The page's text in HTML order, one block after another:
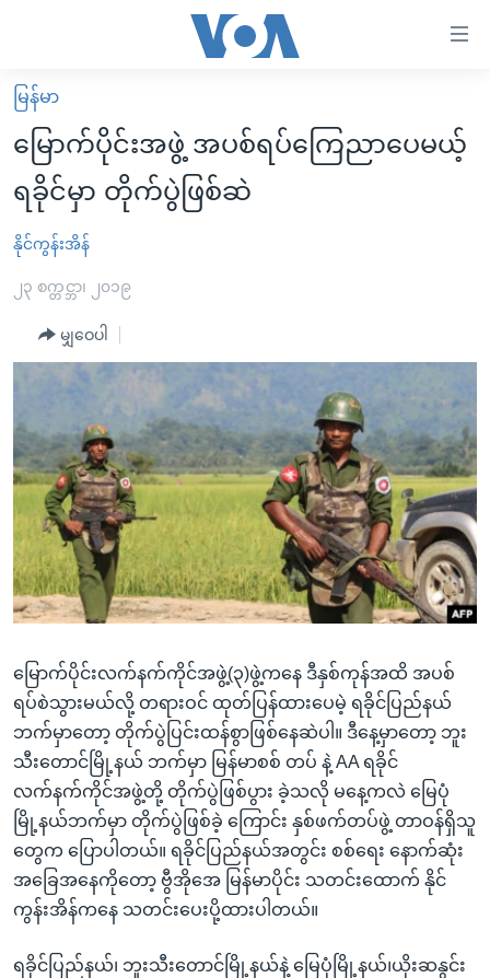
လွယ်ကူ
စေ
သည့်
Link
များ
ပင်မ
ကျော်
ပင်မ
အ
စာမျက်နှာ
သို့
ကျော်
ရန်
ရှာဖွေ
ရန်
နေရာ
သို့
ကျော်
ရန်
မူလစာမျက်နှာ
မြန်မာ
ကမ္ဘာ့သတင်းများ
နိုင်ငံတကာ
အစ္စရေး-ပါလက်စတိုင်း
ဗွီဒီယို
အင်္ဂလိပ်စာလေ့လာမယ်
အမေရိကန်သုံးအီဒီယံ
မကြေးမုံရဲ့ အင်္ဂလိပ်စာ
ရုပ်ရှင်ထဲက အင်္ဂလိပ်စာ
သုတပဒေသာ အင်္ဂလိပ်စာ
အပတ်စဉ်ကဏ္ဍများ
ရေဒီယို
တီဗွီ
ရေဒီယိုနှင့်ရုပ်သံ အချက်အလက်များ
ရေဒီယို/တီဗွီအစီအစဉ်
Learning English
ဗွီအိုအေ လူမှုကွန်ယက်များ
ဘာသာစကားများ
မြန်မာ
မြောက်ပိုင်းအဖွဲ့ အပစ်ရပ်ကြေညာပေမယ့်
ရခိုင်မှာ တိုက်ပွဲဖြစ်ဆဲ
နိုင်ကွန်းအိန်
၂၃ စက္တင္ဘာ၊ ၂၀၁၉
မျှဝေပါ
မြောက်ပိုင်းလက်နက်ကိုင်အဖွဲ့(၃)ဖွဲ့ကနေ ဒီနှစ်ကုန်အထိ အပစ်
ရပ်စဲသွားမယ်လို့ တရားဝင် ထုတ်ပြန်ထားပေမဲ့ ရခိုင်ပြည်နယ်
ဘက်မှာတော့ တိုက်ပွဲပြင်းထန်စွာဖြစ်နေဆဲပါ။ ဒီနေ့မှာတော့ ဘူး
သီးတောင်မြို့နယ် ဘက်မှာ မြန်မာစစ် တပ် နဲ့ AA ရခိုင်
လက်နက်ကိုင်အဖွဲ့တို့ တိုက်ပွဲဖြစ်ပွား ခဲ့သလို မနေ့ကလဲ မြေပုံ
မြို့နယ်ဘက်မှာ တိုက်ပွဲဖြစ်ခဲ့ ကြောင်း နှစ်ဖက်တပ်ဖွဲ့ တာဝန်ရှိသူ
တွေက ပြောပါတယ်။ ရခိုင်ပြည်နယ်အတွင်း စစ်ရေး နောက်ဆုံး
အခြေအနေကိုတော့ ဗွီအိုအေ မြန်မာပိုင်း သတင်းထောက် နိုင်
ကွန်းအိန်ကနေ သတင်းပေးပို့ထားပါတယ်။
ရခိုင်ပြည်နယ်၊ ဘူးသီးတောင်မြို့နယ်နဲ့ မြေပုံမြို့နယ်၊ယိုးဆနွင်း